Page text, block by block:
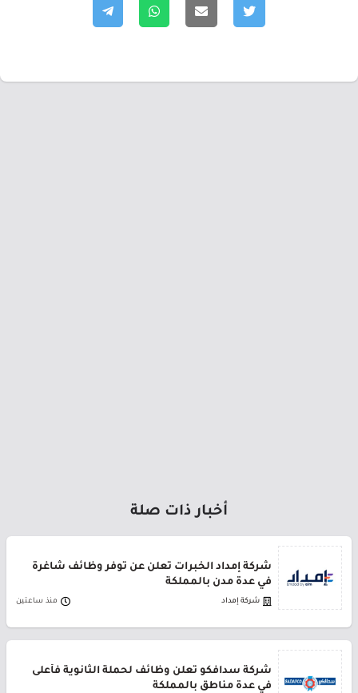
أخبار ذات صلة
شركة إمداد الخبرات تعلن عن توفر وظائف شاغرة
في عدة مدن بالمملكة
شركة إمداد منذ ساعتين
شركة سدافكو تعلن وظائف لحملة الثانوية فأعلى
في عدة مناطق بالمملكة